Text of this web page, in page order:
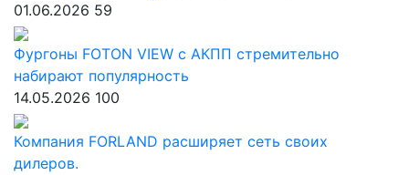
01.06.2026 59
Фургоны FOTON VIEW с АКПП стремительно
набирают популярность
14.05.2026 100
Компания FORLAND расширяет сеть своих
дилеров.